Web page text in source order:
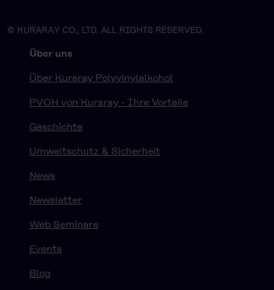
© KURARAY CO., LTD. ALL RIGHTS RESERVED.
Über uns
Über Kuraray Polyvinylalkohol
PVOH von Kuraray - Ihre Vorteile
Geschichte
Umweltschutz & Sicherheit
News
Newsletter
Web Seminare
Events
Blog